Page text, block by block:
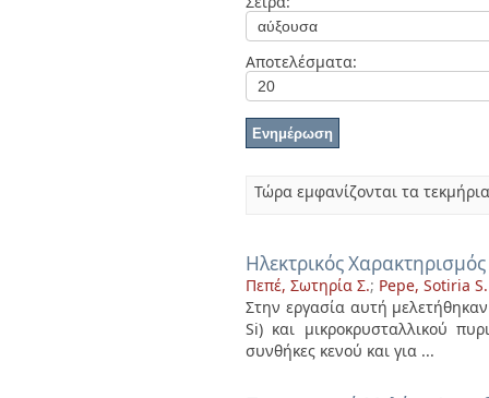
Αποτελέσματα:
Τώρα εμφανίζονται τα
Ηλεκτρικός
Πεπέ, Σωτηρία Σ.; Pepe, Sotiria S.
Στην εργασία αυτή
Si) και μικροκρυσταλλικού
συνθήκες κενού και για ...